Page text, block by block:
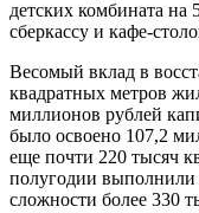
детских комбината на
сберкассу и кафе-
Весомый вклад в
квадратных метров
миллионов рублей
было освоено 107,2
еще почти 220 тысяч
полугодии выполнили
сложности более 330